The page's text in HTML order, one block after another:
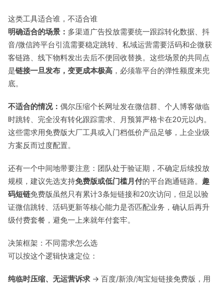
这类工具适合谁，不适合谁
明确适合的场景： 多渠道广告投放需要统一跟踪转化数据、抖
音/微信跨平台引流需要稳定跳转、私域运营需要活码和企微获
客链路、线下物料发出去后不便回收替换。这些场景的共同点
是链接一旦发布，变更成本极高 ，必须靠平台的弹性额度来兜
底。
不适合的情况： 偶尔压缩个长网址发在微信群、个人博客做临
时跳转、完全没有转化跟踪需求、月预算严格卡在20元以内。
这些需求用免费版大厂工具或入门档低价产品足够，上企业级
方案反而过度配置。
还有一个中间地带要注意：团队处于验证期，不确定后续投放
规模，建议先选支持免费版或低门槛月付的平台跑通链路。 趣
码短链免费版虽然只有累计3条短链接和20次访问，但足以验
证微信跳转、活码更新等核心能力是否匹配业务，确认后再升
级付费套餐，避免一上来就年付套牢。
决策框架：不同需求怎么选
可以按这个逻辑快速定位：
纯临时压缩、无运营诉求 → 百度/新浪/淘宝短链接免费版，用